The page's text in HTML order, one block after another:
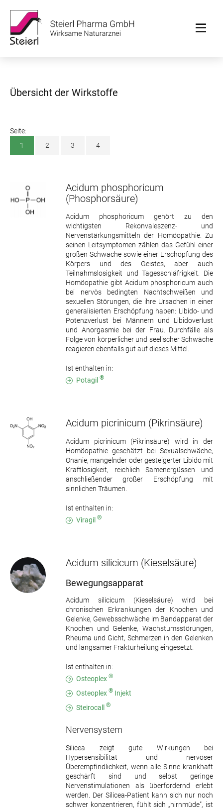
Übersicht der Wirkstoffe
Seite:
1
2 3 4
Acidum phosphoricum
(Phosphorsäure)
Acidum phosphoricum gehört zu den
wichtigsten Rekonvaleszenz- und
Nervenstärkungsmitteln der Homöopathie. Zu
seinen Leitsymptomen zählen das Gefühl einer
großen Schwäche sowie einer Erschöpfung des
Körpers und des Geistes, aber auch
Teilnahmslosigkeit und Tagesschläfrigkeit. Die
Homöopathie gibt Acidum phosphoricum auch
bei nervös bedingten Nachtschweißen und
sexuellen Störungen, die ihre Ursachen in einer
generalisierten Erschöpfung haben: Libido- und
Potenzverlust bei Männern und Libidoverlust
und Anorgasmie bei der Frau. Durchfälle als
Folge von körperlicher und seelischer Schwäche
reagieren ebenfalls gut auf dieses Mittel.
Ist enthalten in:
Potagil ®
Acidum picrinicum (Pikrinsäure)
Acidum picrinicum (Pikrinsäure) wird in der
Homöopathie geschätzt bei Sexualschwäche,
Onanie, mangelnder oder gesteigerter Libido mit
Kraftlosigkeit, reichlich Samenergüssen und
anschließender großer Erschöpfung mit
sinnlichen Träumen.
Ist enthalten in:
Viragil ®
Acidum silicicum (Kieselsäure)
Bewegungsapparat
Acidum silicicum (Kieselsäure) wird bei
chronischen Erkrankungen der Knochen und
Gelenke, Gewebsschwäche im Bandapparat der
Knochen und Gelenke, Wachstumsstörungen,
Rheuma und Gicht, Schmerzen in den Gelenken
und langsamer Frakturheilung eingesetzt.
Ist enthalten in:
Osteoplex ®
Osteoplex ® Injekt
Steirocall ®
Nervensystem
Silicea zeigt gute Wirkungen bei
Hypersensibilität und nervöser
Überempfindlichkeit, wenn alle Sinne krankhaft
geschärft sind und selbst geringe
Nervenstimulationen als überfordernd erlebt
werden. Der Silicea-Patient kann sich nur noch
schwer konzentrieren, fühlt sich „hirnmüde", ist